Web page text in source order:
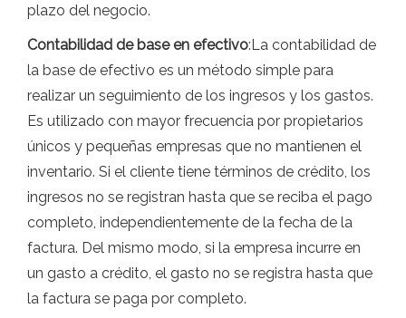
plazo del negocio.
Contabilidad de base en efectivo:La contabilidad de
la base de efectivo es un método simple para
realizar un seguimiento de los ingresos y los gastos.
Es utilizado con mayor frecuencia por propietarios
únicos y pequeñas empresas que no mantienen el
inventario. Si el cliente tiene términos de crédito, los
ingresos no se registran hasta que se reciba el pago
completo, independientemente de la fecha de la
factura. Del mismo modo, si la empresa incurre en
un gasto a crédito, el gasto no se registra hasta que
la factura se paga por completo.